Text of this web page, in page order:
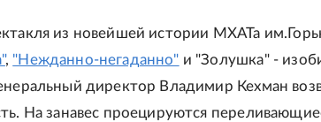
из новейшей истории МХАТа
, "Нежданно-негаданно" и "Золушка" -
директор Владимир Кехман
На занавес проецируются